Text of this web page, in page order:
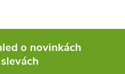
o novinkách